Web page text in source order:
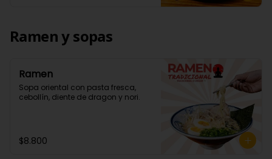
Ramen y sopas
Ramen
Sopa oriental con pasta fresca,
cebollín, diente de dragon y nori.
$8.800